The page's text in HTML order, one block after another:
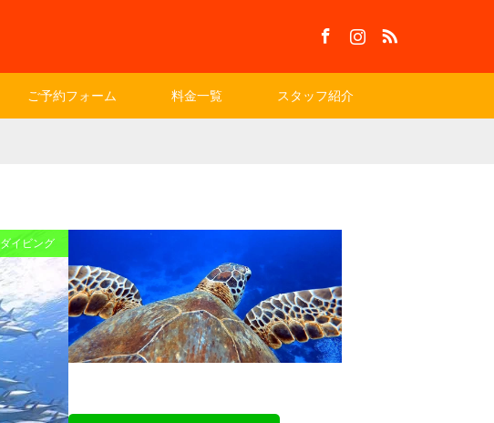
ご予約フォーム 料金一覧 スタッフ紹介
ダイビング